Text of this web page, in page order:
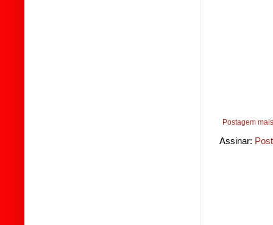
Postagem
Assinar: